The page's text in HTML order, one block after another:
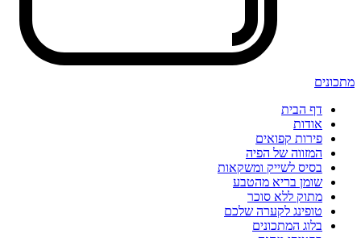
מתכונים
דף הבית
אודות
פירות קפואים
המזווה של הפיה
בסיס לשייק ומשקאות
שומן בריא מהטבע
מתוק ללא סוכר
טופינג לקערה שלכם
בלוג המתכונים